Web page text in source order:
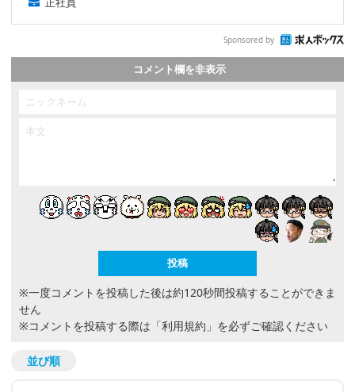
Sponsored by
コメント欄を非表示
※一度コメントを投稿した後は約120秒間投稿することができま
せん
※コメントを投稿する際は 「利用規約」 を必ずご確認ください
並び順